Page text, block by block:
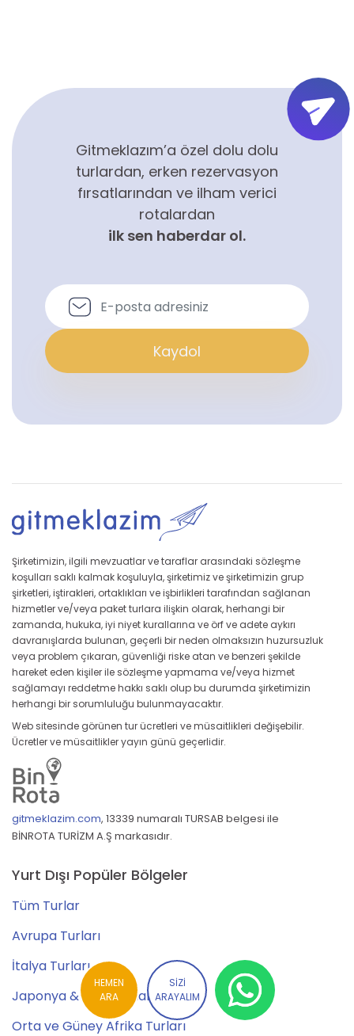
Gitmeklazım’a özel dolu dolu
turlardan, erken rezervasyon
fırsatlarından ve ilham verici
rotalardan
ilk sen haberdar ol.
Kaydol
Şirketimizin, ilgili mevzuatlar ve taraflar arasındaki sözleşme
koşulları saklı kalmak koşuluyla, şirketimiz ve şirketimizin grup
şirketleri, iştirakleri, ortaklıkları ve işbirlikleri tarafından sağlanan
hizmetler ve/veya paket turlara ilişkin olarak, herhangi bir
zamanda, hukuka, iyi niyet kurallarına ve örf ve adete aykırı
davranışlarda bulunan, geçerli bir neden olmaksızın huzursuzluk
veya problem çıkaran, güvenliği riske atan ve benzeri şekilde
hareket eden kişiler ile sözleşme yapmama ve/veya hizmet
sağlamayı reddetme hakkı saklı olup bu durumda şirketimizin
herhangi bir sorumluluğu bulunmayacaktır.
Web sitesinde görünen tur ücretleri ve müsaitlikleri değişebilir.
Ücretler ve müsaitlikler yayın günü geçerlidir.
gitmeklazim.com, 13339 numaralı TURSAB belgesi ile
BİNROTA TURİZM A.Ş markasıdır.
Yurt Dışı Popüler Bölgeler
Tüm Turlar
Avrupa Turları
İtalya Turları
Japonya & Kore Turları
Orta ve Güney Afrika Turları
HEMEN
ARA
SİZİ
ARAYALIM